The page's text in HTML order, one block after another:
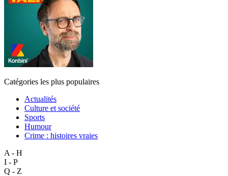
Catégories les plus populaires
Actualités
Culture et société
Sports
Humour
Crime : histoires vraies
A - H
I - P
Q - Z